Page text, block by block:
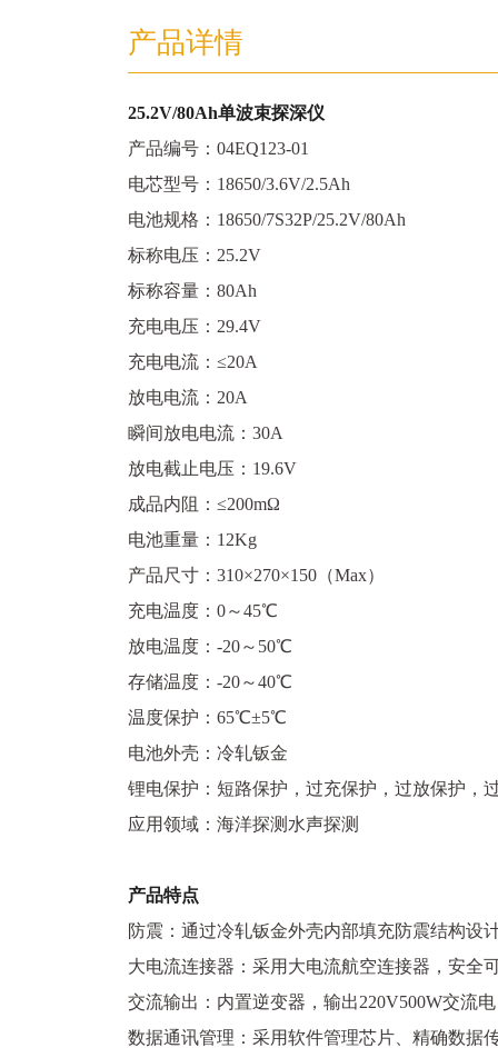
产品详情
25.2V/80Ah单波束探深仪
产品编号：04EQ123-01
电芯型号：18650/3.6V/2.5Ah
电池规格：18650/7S32P/25.2V/80Ah
标称电压：25.2V
标称容量：80Ah
充电电压：29.4V
充电电流：≤20A
放电电流：20A
瞬间放电电流：30A
放电截止电压：19.6V
成品内阻：≤200mΩ
电池重量：12Kg
产品尺寸：310×270×150（Max）
充电温度：0～45℃
放电温度：-20～50℃
存储温度：-20～40℃
温度保护：65℃±5℃
电池外壳：冷轧钣金
锂电保护：短路保护，过充保护，过放保护，
应用领域：海洋探测水声探测
产品特点
防震：通过冷轧钣金外壳内部填充防震结构设
大电流连接器：采用大电流航空连接器，安全
交流输出：内置逆变器，输出220V500W交流
数据通讯管理：采用软件管理芯片、精确数据